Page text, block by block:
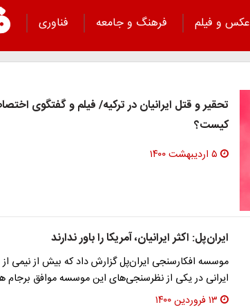
عکس و فیلم فرهنگ و جامعه
فناوری
تحقیر و قتل ایرانیان در ترکیه/ فیلم و گفتگوی
کیست؟
۵ اردیبهشت ۱۴۰۰
ایران‌پل: اکثر ایرانیان، آمریکا را باور ندارند
موسسه افکارسنجی ایران‌پل گزارش داد که بیش از نیمی
ایرانی در یکی از نظرسنجی‌های این موسسه موافق
۱۳ فروردین ۱۴۰۰